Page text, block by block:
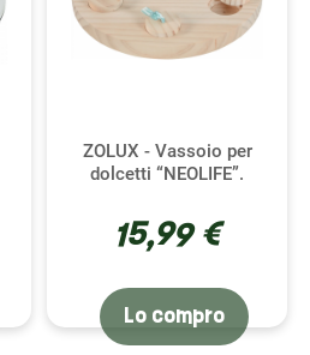
ZOLUX - Vassoio per
dolcetti “NEOLIFE”.
15,99 €
Lo compro